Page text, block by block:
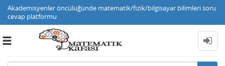
Akademisyenler öncülüğünde matematik/fizik/bilgisayar bilimleri soru
cevap platformu
Toggle